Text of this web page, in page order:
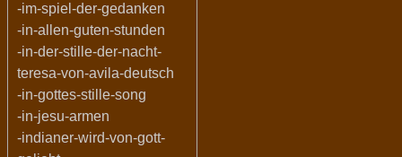
-im-spiel-der-gedanken
-in-allen-guten-stunden
-in-der-stille-der-nacht-
teresa-von-avila-deutsch
-in-gottes-stille-song
-in-jesu-armen
-indianer-wird-von-gott-